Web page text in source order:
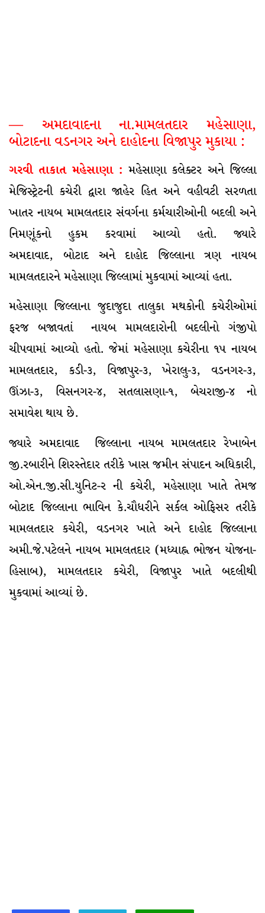
— અમદાવાદના ના.મામલતદાર મહેસાણા,
બોટાદના વડનગર અને દાહોદના વિજાપુર મુકાયા :
ગરવી તાકાત મહેસાણા : મહેસાણા કલેક્ટર અને જિલ્લા
મેજિસ્ટ્રેટની કચેરી દ્વારા જાહેર હિત અને વહીવટી સરળતા
ખાતર નાયબ મામલતદાર સંવર્ગના કર્મચારીઓની બદલી અને
નિમણૂંકનો હુકમ કરવામાં આવ્યો હતો. જ્યારે
અમદાવાદ, બોટાદ અને દાહોદ જિલ્લાના ત્રણ નાયબ
મામલતદારને મહેસાણા જિલ્લામાં મુકવામાં આવ્યાં હતા.
મહેસાણા જિલ્લાના જુદાજુદા તાલુકા મથકોની કચેરીઓમાં
ફરજ બજાવતાં નાયબ મામલદારોની બદલીનો ગંજીપો
ચીપવામાં આવ્યો હતો. જેમાં મહેસાણા કચેરીના ૧૫ નાયબ
મામલતદાર, કડી-૩, વિજાપુર-૩, ખેરાલુ-૩, વડનગર-૩,
ઊંઝા-૩, વિસનગર-૪, સતલાસણા-૧, બેચરાજી-૪ નો
સમાવેશ થાય છે.
જ્યારે અમદાવાદ જિલ્લાના નાયબ મામલતદાર રેખાબેન
જી.રબારીને શિરસ્તેદાર તરીકે ખાસ જમીન સંપાદન અધિકારી,
ઓ.એન.જી.સી.યુનિટ-ર ની કચેરી, મહેસાણા ખાતે તેમજ
બોટાદ જિલ્લાના ભાવિન કે.ચૌધરીને સર્કલ ઓફિસર તરીકે
મામલતદાર કચેરી, વડનગર ખાતે અને દાહોદ જિલ્લાના
અમી.જે.પટેલને નાયબ મામલતદાર (મધ્યાહ્ન ભોજન યોજના-
હિસાબ), મામલતદાર કચેરી, વિજાપુર ખાતે બદલીથી
મુકવામાં આવ્યાં છે.